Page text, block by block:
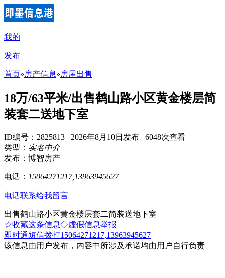
我的
发布
首页»房产信息»房屋出售
18万/63平米/出售鹤山路小区黄金楼层简
装套二送地下室
ID编号：2825813 2026年8月10日发布 6048次查看
类型： 实名中介
发布：博智房产
电话： 15064271217,13963945627
电话联系给我留言
出售鹤山路小区黄金楼层套二简装送地下室
☆收藏这条信息◇虚假信息举报
即时通短信拨打15064271217,13963945627
该信息由用户发布，内容中所涉及承诺均由用户自行负责